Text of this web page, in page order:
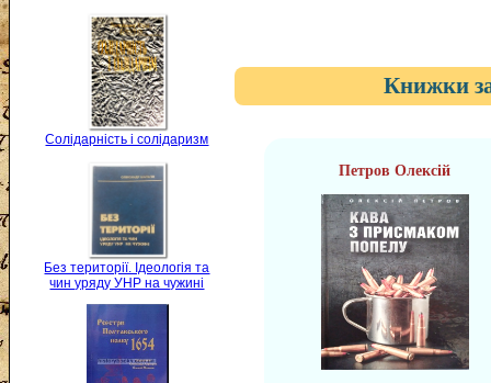
Солідарність і солідаризм
Без території. Ідеологія та
чин уряду УНР на чужині
Книжки
Петров Олексій